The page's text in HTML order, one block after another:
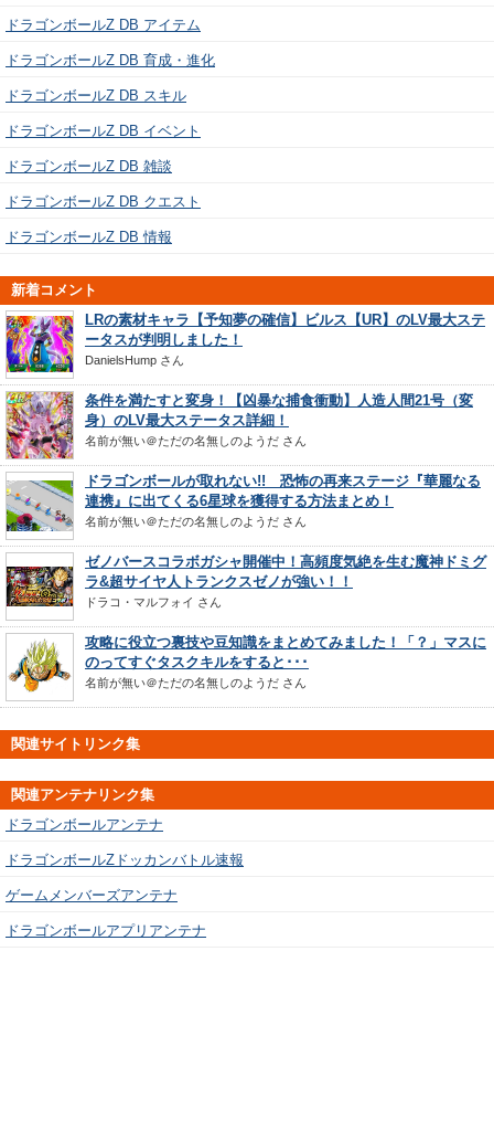
ドラゴンボールZ DB アイテム
ドラゴンボールZ DB 育成・進化
ドラゴンボールZ DB スキル
ドラゴンボールZ DB イベント
ドラゴンボールZ DB 雑談
ドラゴンボールZ DB クエスト
ドラゴンボールZ DB 情報
新着コメント
LRの素材キャラ【予知夢の確信】ビルス【UR】のLV最大ステ
ータスが判明しました！
DanielsHump さん
条件を満たすと変身！【凶暴な捕食衝動】人造人間21号（変
身）のLV最大ステータス詳細！
名前が無い＠ただの名無しのようだ さん
ドラゴンボールが取れない!! 恐怖の再来ステージ『華麗なる
連携』に出てくる6星球を獲得する方法まとめ！
名前が無い＠ただの名無しのようだ さん
ゼノバースコラボガシャ開催中！高頻度気絶を生む魔神ドミグ
ラ&超サイヤ人トランクスゼノが強い！！
ドラコ・マルフォイ さん
攻略に役立つ裏技や豆知識をまとめてみました！「？」マスに
のってすぐタスクキルをすると･･･
名前が無い＠ただの名無しのようだ さん
関連サイトリンク集
関連アンテナリンク集
ドラゴンボールアンテナ
ドラゴンボールZドッカンバトル速報
ゲームメンバーズアンテナ
ドラゴンボールアプリアンテナ